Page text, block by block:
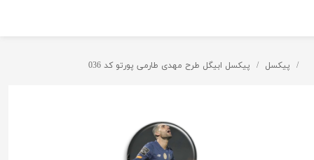
پیکسل پیکسل ابیگل طرح مهدی طارمی پورتو کد 036